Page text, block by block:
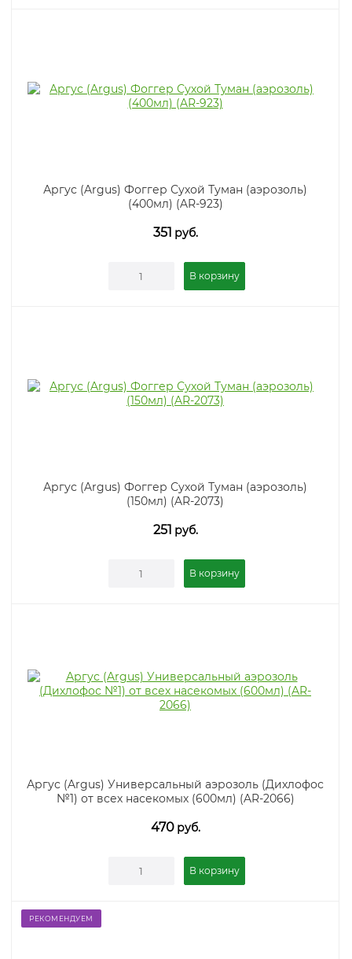
Аргус (Argus) Фоггер Сухой Туман (аэрозоль)
(400мл) (AR-923)
351 руб.
В корзину
Аргус (Argus) Фоггер Сухой Туман (аэрозоль)
(150мл) (AR-2073)
251 руб.
В корзину
Аргус (Argus) Универсальный аэрозоль (Дихлофос
№1) от всех насекомых (600мл) (AR-2066)
470 руб.
В корзину
РЕКОМЕНДУЕМ